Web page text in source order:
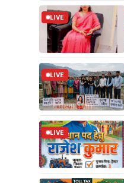
LIVE
LIVE
LIVE